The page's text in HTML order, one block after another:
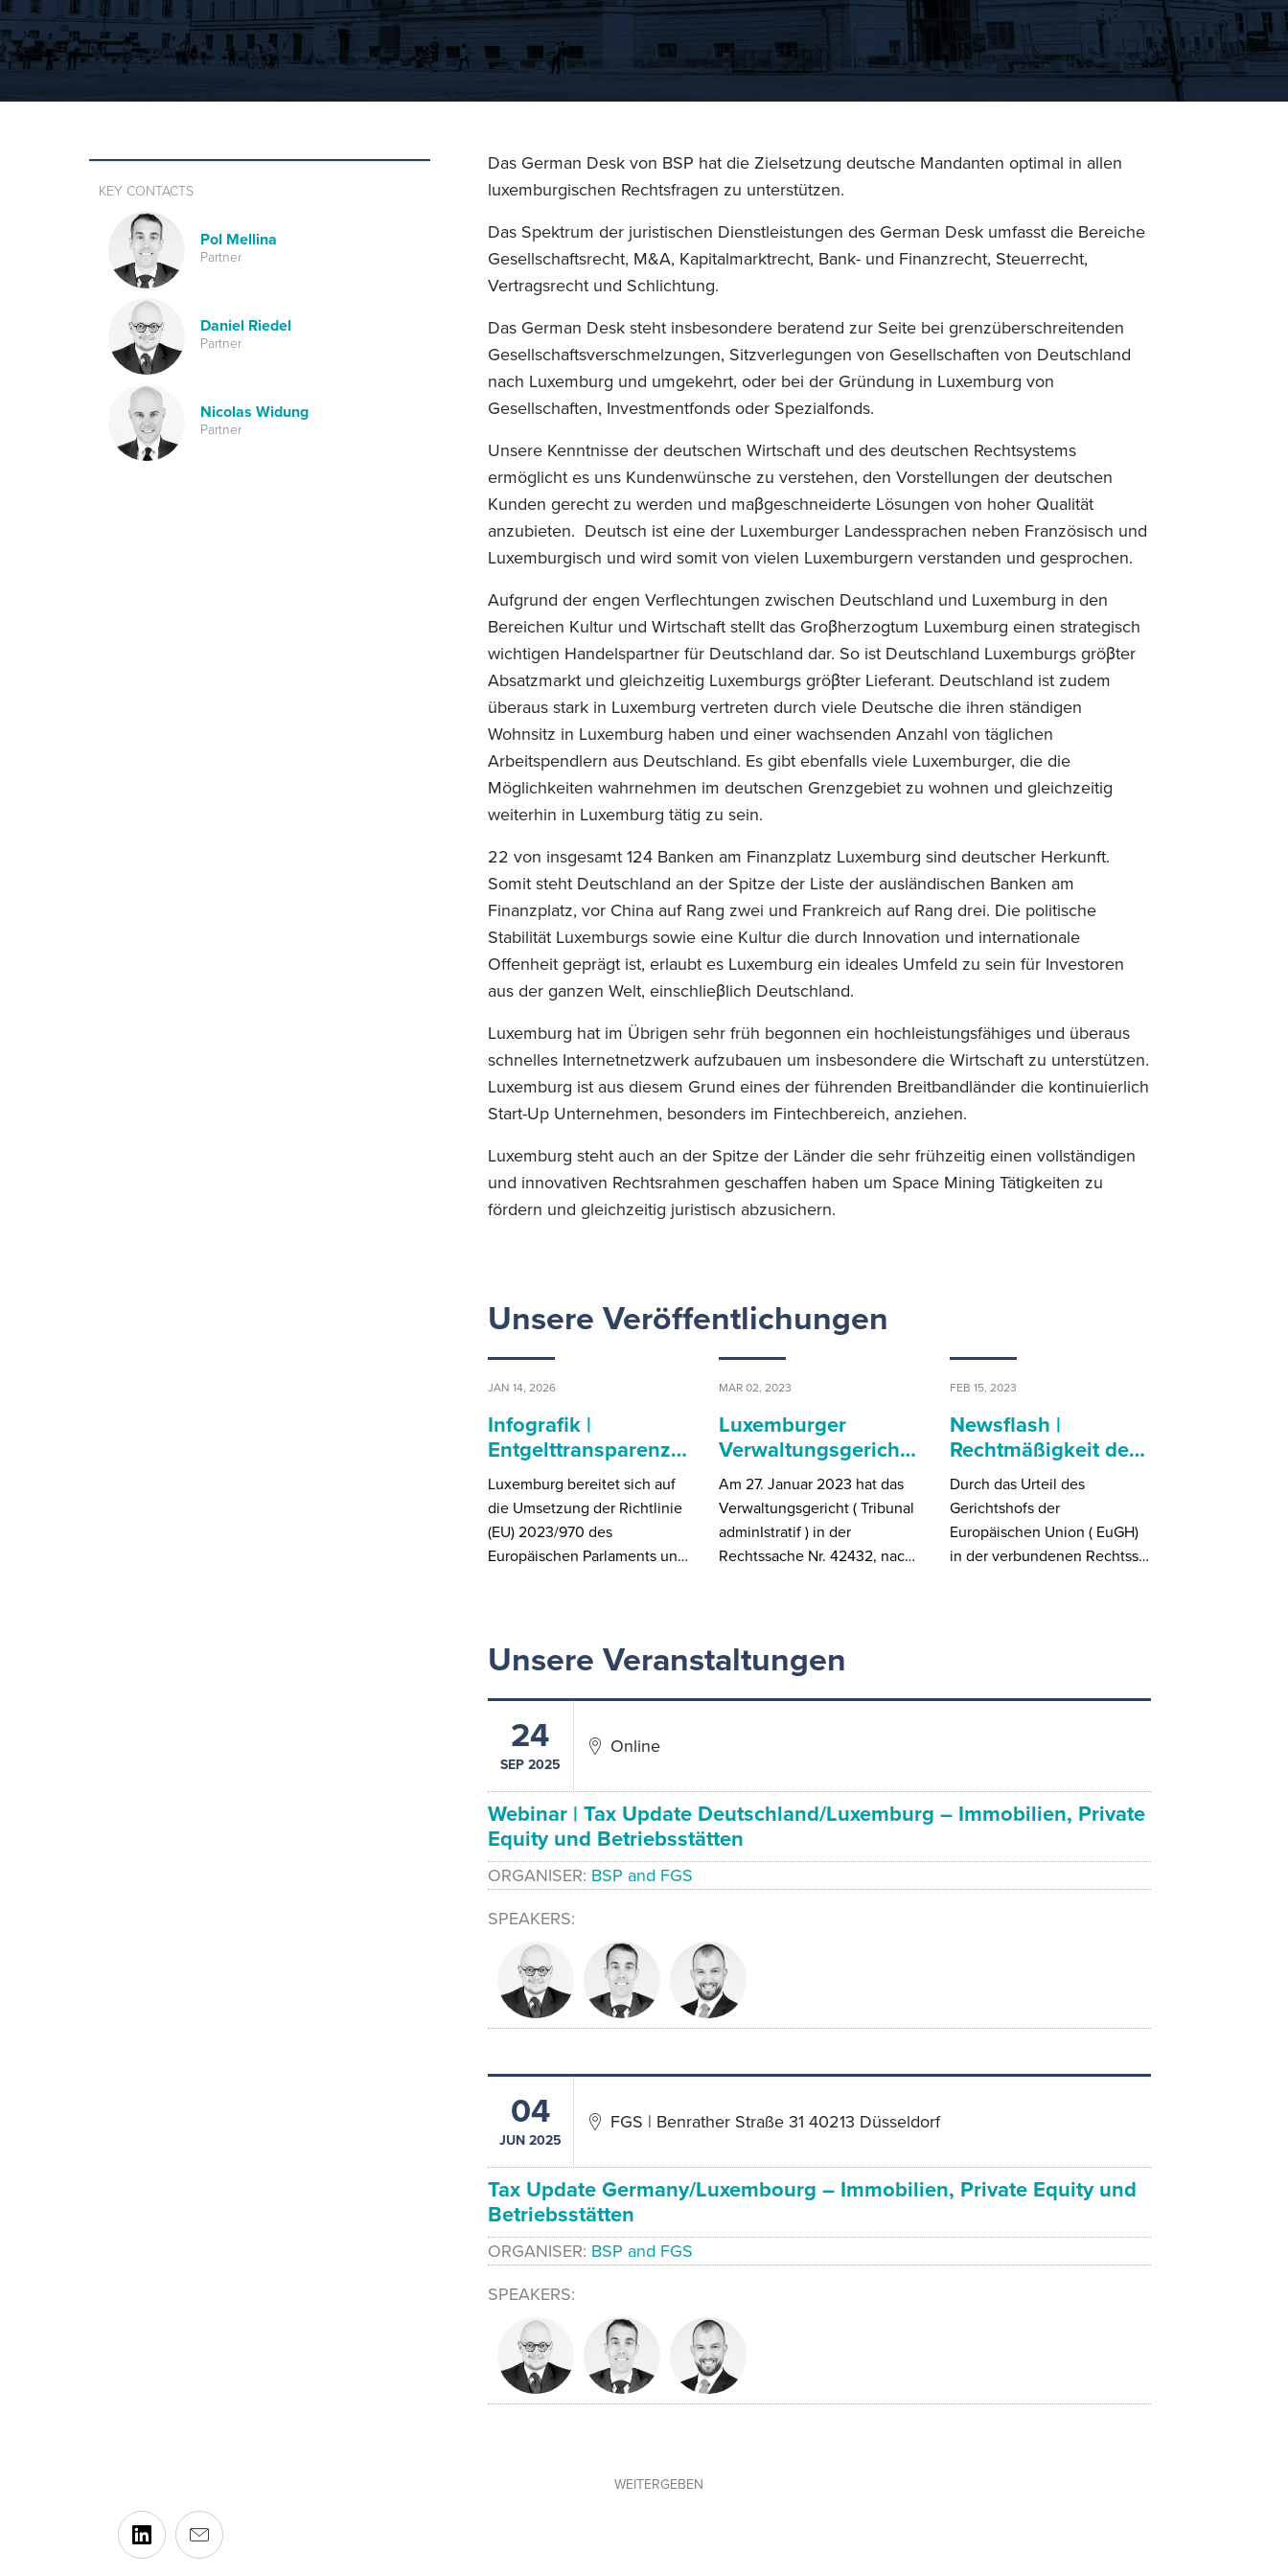
KEY CONTACTS
Pol Mellina
Partner
Daniel Riedel
Partner
Nicolas Widung
Partner
Das German Desk von BSP hat die Zielsetzung deutsche Mandanten optimal in allen
luxemburgischen Rechtsfragen zu unterstützen.
Das Spektrum der juristischen Dienstleistungen des German Desk umfasst die Bereiche
Gesellschaftsrecht, M&A, Kapitalmarktrecht, Bank- und Finanzrecht, Steuerrecht,
Vertragsrecht und Schlichtung.
Das German Desk steht insbesondere beratend zur Seite bei grenzüberschreitenden
Gesellschaftsverschmelzungen, Sitzverlegungen von Gesellschaften von Deutschland
nach Luxemburg und umgekehrt, oder bei der Gründung in Luxemburg von
Gesellschaften, Investmentfonds oder Spezialfonds.
Unsere Kenntnisse der deutschen Wirtschaft und des deutschen Rechtsystems
ermöglicht es uns Kundenwünsche zu verstehen, den Vorstellungen der deutschen
Kunden gerecht zu werden und maβgeschneiderte Lösungen von hoher Qualität
anzubieten. Deutsch ist eine der Luxemburger Landessprachen neben Französisch und
Luxemburgisch und wird somit von vielen Luxemburgern verstanden und gesprochen.
Aufgrund der engen Verflechtungen zwischen Deutschland und Luxemburg in den
Bereichen Kultur und Wirtschaft stellt das Groβherzogtum Luxemburg einen strategisch
wichtigen Handelspartner für Deutschland dar. So ist Deutschland Luxemburgs gröβter
Absatzmarkt und gleichzeitig Luxemburgs gröβter Lieferant. Deutschland ist zudem
überaus stark in Luxemburg vertreten durch viele Deutsche die ihren ständigen
Wohnsitz in Luxemburg haben und einer wachsenden Anzahl von täglichen
Arbeitspendlern aus Deutschland. Es gibt ebenfalls viele Luxemburger, die die
Möglichkeiten wahrnehmen im deutschen Grenzgebiet zu wohnen und gleichzeitig
weiterhin in Luxemburg tätig zu sein.
22 von insgesamt 124 Banken am Finanzplatz Luxemburg sind deutscher Herkunft.
Somit steht Deutschland an der Spitze der Liste der ausländischen Banken am
Finanzplatz, vor China auf Rang zwei und Frankreich auf Rang drei. Die politische
Stabilität Luxemburgs sowie eine Kultur die durch Innovation und internationale
Offenheit geprägt ist, erlaubt es Luxemburg ein ideales Umfeld zu sein für Investoren
aus der ganzen Welt, einschlieβlich Deutschland.
Luxemburg hat im Übrigen sehr früh begonnen ein hochleistungsfähiges und überaus
schnelles Internetnetzwerk aufzubauen um insbesondere die Wirtschaft zu unterstützen.
Luxemburg ist aus diesem Grund eines der führenden Breitbandländer die kontinuierlich
Start-Up Unternehmen, besonders im Fintechbereich, anziehen.
Luxemburg steht auch an der Spitze der Länder die sehr frühzeitig einen vollständigen
und innovativen Rechtsrahmen geschaffen haben um Space Mining Tätigkeiten zu
fördern und gleichzeitig juristisch abzusichern.
Unsere Veröffentlichungen
JAN 14, 2026
Infografik |
Entgelttransparenz…
Luxemburg bereitet sich auf
die Umsetzung der Richtlinie
(EU) 2023/970 des
Europäischen Parlaments un…
MAR 02, 2023
Luxemburger
Verwaltungsgerich…
Am 27. Januar 2023 hat das
Verwaltungsgericht ( Tribunal
adminIstratif ) in der
Rechtssache Nr. 42432, nac…
FEB 15, 2023
Newsflash |
Rechtmäßigkeit de…
Durch das Urteil des
Gerichtshofs der
Europäischen Union ( EuGH)
in der verbundenen Rechtss…
Unsere Veranstaltungen
24
SEP 2025
Online
Webinar | Tax Update Deutschland/Luxemburg – Immobilien, Private
Equity und Betriebsstätten
ORGANISER BSP and FGS
SPEAKERS
04
JUN 2025
FGS | Benrather Straße 31 40213 Düsseldorf
Tax Update Germany/Luxembourg – Immobilien, Private Equity und
Betriebsstätten
ORGANISER BSP and FGS
SPEAKERS
WEITERGEBEN